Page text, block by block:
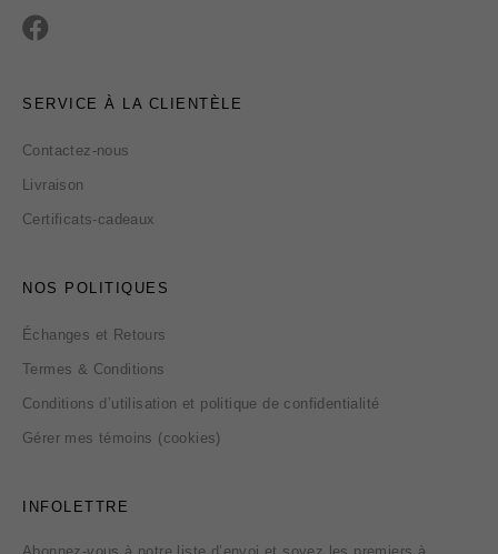
SERVICE À LA CLIENTÈLE
Contactez-nous
Livraison
Certificats-cadeaux
NOS POLITIQUES
Échanges et Retours
Termes & Conditions
Conditions d’utilisation et politique de confidentialité
Gérer mes témoins (cookies)
INFOLETTRE